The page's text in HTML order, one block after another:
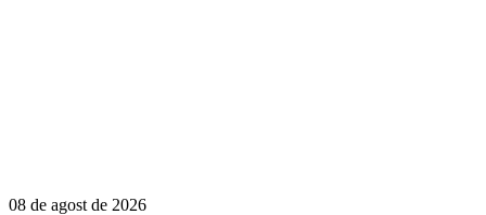
08 de agost de 2026